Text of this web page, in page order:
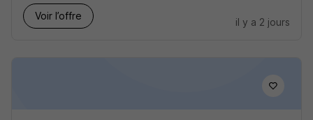
Voir l’offre
il y a 2 jours